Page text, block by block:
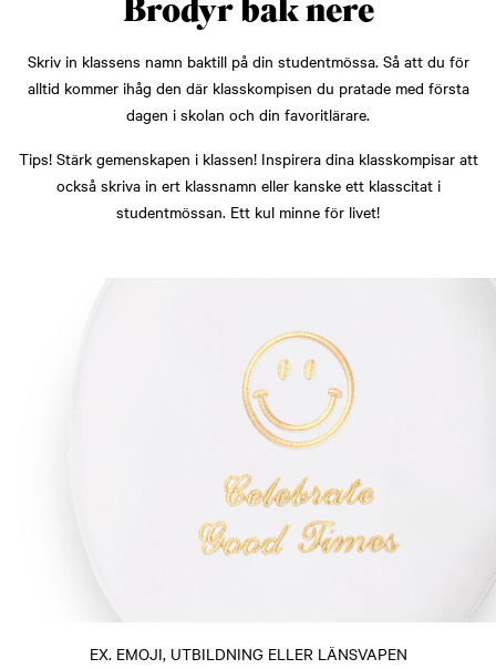
Brodyr bak nere
Skriv in klassens namn baktill på din studentmössa. Så att du för
alltid kommer ihåg den där klasskompisen du pratade med första
dagen i skolan och din favoritlärare.
Tips! Stärk gemenskapen i klassen! Inspirera dina klasskompisar att
också skriva in ert klassnamn eller kanske ett klasscitat i
studentmössan. Ett kul minne för livet!
EX. EMOJI, UTBILDNING ELLER LÄNSVAPEN